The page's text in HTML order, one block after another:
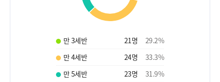
만 3세반 21명 29.2%
만 4세반
24명 33.3%
만 5세반
23명 31.9%